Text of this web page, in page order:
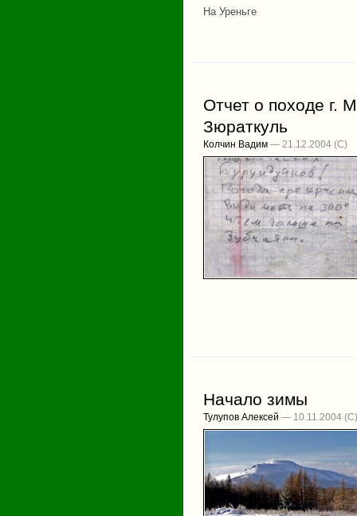
На Уреньге
Отчет о походе г.
Зюраткуль
Колчин Вадим — 21.12.2004
Начало зимы
Тулупов Алексей — 10.11.2004